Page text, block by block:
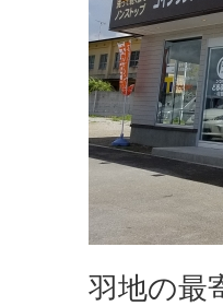
羽地の最